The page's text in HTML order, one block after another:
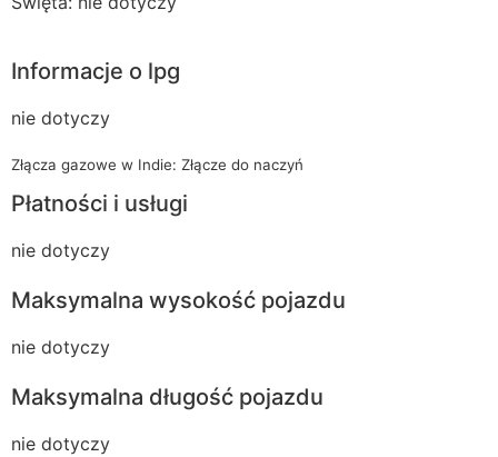
Informacje o lpg
nie dotyczy
Złącza gazowe w Indie: Złącze do naczyń
Płatności i usługi
nie dotyczy
Maksymalna wysokość pojazdu
nie dotyczy
Maksymalna długość pojazdu
nie dotyczy